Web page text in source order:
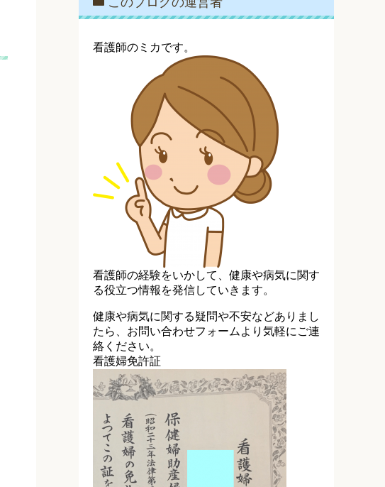
看護師のミカです。
看護師の経験をいかして、健康や病気に関す
る役立つ情報を発信していきます。
健康や病気に関する疑問や不安などありまし
たら、お問い合わせフォームより気軽にご連
絡ください。
看護婦免許証